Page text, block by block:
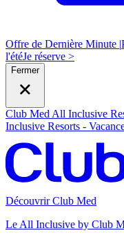
Offre de Dernière Minute |
l'étéJe réserve >
Fermer
Club Med All Inclusive
Inclusive Resorts -
Découvrir Club Med
Le All Inclusive by Club